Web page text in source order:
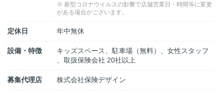
※ 新型コロナウイルスの影響で店舗営業日・時間等に変更
がある場合がございます。
定休日 年中無休
設備・特徴
キッズスペース、駐車場（無料）、女性スタッフ
、取扱保険会社 20社以上
募集代理店 株式会社保険デザイン